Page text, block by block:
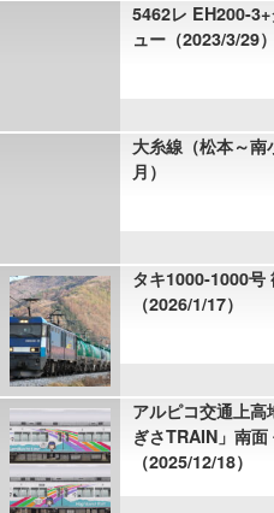
5462レ EH200-
ュー（2023/3/29）
大糸線（松本～
月）
タキ1000-1000号
（2026/1/17）
アルピコ交通上
ぎさTRAIN」南
（2025/12/18）